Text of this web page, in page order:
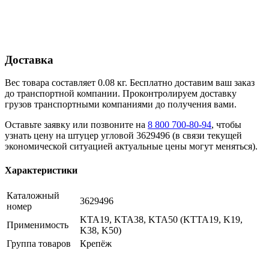
Доставка
Вес товара составляет 0.08 кг. Бесплатно доставим ваш заказ
до транспортной компании. Проконтролируем доставку
грузов транспортными компаниями до получения вами.
Оставьте заявку или позвоните на 8 800 700-80-94, чтобы
узнать цену на штуцер угловой 3629496 (в связи текущей
экономической ситуацией актуальные цены могут меняться).
Характеристики
Каталожный
номер
3629496
Применимость
KTA19, KTA38, KTA50 (KTTA19, K19,
K38, K50)
Группа товаров
Крепёж